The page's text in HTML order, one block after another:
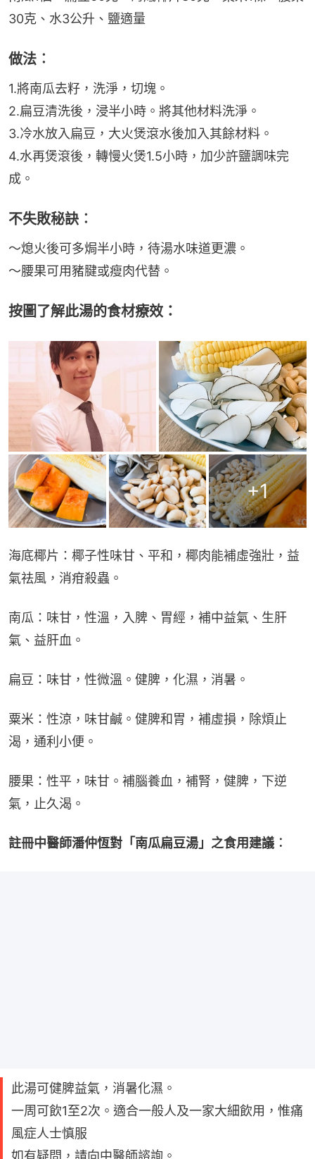
30克、水3公升、鹽適量
做法︰
1.將南瓜去籽，洗淨，切塊。
2.扁豆清洗後，浸半小時。將其他材料洗淨。
3.冷水放入扁豆，大火煲滾水後加入其餘材料。
4.水再煲滾後，轉慢火煲1.5小時，加少許鹽調味完
成。
不失敗秘訣︰
～熄火後可多焗半小時，待湯水味道更濃。
～腰果可用豬腱或瘦肉代替。
按圖了解此湯的食材療效：
+1
海底椰片：椰子性味甘、平和，椰肉能補虛強壯，益
氣祛風，消疳殺蟲。
南瓜：味甘，性溫，入脾、胃經，補中益氣、生肝
氣、益肝血。
扁豆：味甘，性微溫。健脾，化濕，消暑。
粟米：性涼，味甘鹹。健脾和胃，補虛損，除煩止
渴，通利小便。
腰果：性平，味甘。補腦養血，補腎，健脾，下逆
氣，止久渴。
註冊中醫師潘仲恆對「南瓜扁豆湯」之食用建議︰
此湯可健脾益氣，消暑化濕。
一周可飲1至2次。適合一般人及一家大細飲用，惟痛
風症人士慎服